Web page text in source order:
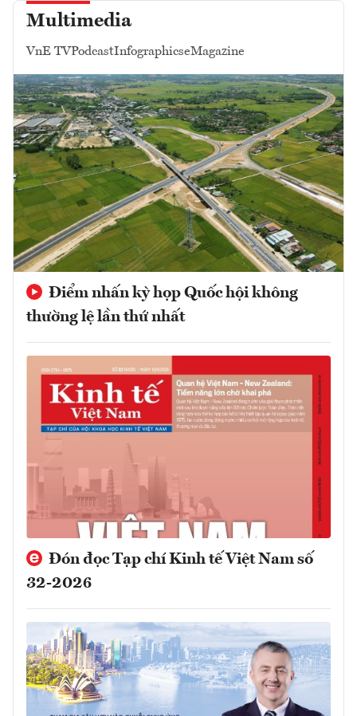
Multimedia
VnE TVPodcastInfographicseMagazine
Điểm nhấn kỳ họp Quốc hội không
thường lệ lần thứ nhất
Đón đọc Tạp chí Kinh tế Việt Nam số
32-2026